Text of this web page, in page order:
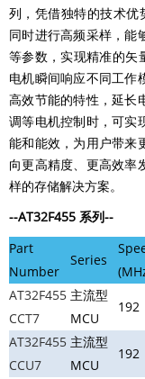
列，凭借独特的技术优
同时进行高频采样，能
等参数，实现精准的矢
电机瞬间响应不同工作
高效节能的特性，延长
调等电机控制时，可实
能和能效，为用户带来
向更高精度、更高效率
样的存储解决方案。
--AT32F455 系列--
Part
Number
Series
AT32F455
CCT7
主流型
MCU
192
AT32F455
CCU7
主流型
MCU
192